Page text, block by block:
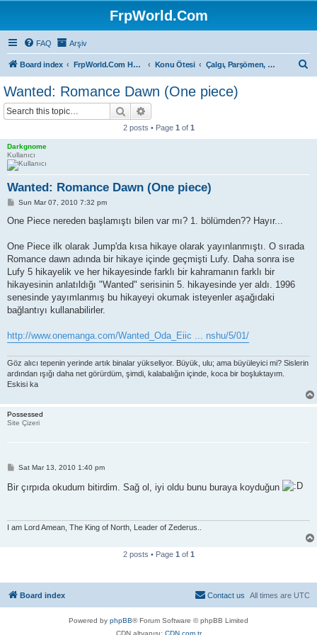
FrpWorld.Com
FAQ Arşiv
Board index FrpWorld.Com Hakkında Konu Ötesi Çalgı, Parşömen, Sahne...
Wanted: Romance Dawn (One piece)
Search
2 posts • Page 1 of 1
Darkgnome
Kullanıcı
Wanted: Romance Dawn (One piece)
P
s
Sun Mar 07, 2010 7:32 pm
One Piece nereden başlamıştı bilen var mı? 1. bölümden?? Hayır...
One Piece ilk olarak Jump'da kısa hikaye olarak yayınlanmıştı. O sırada
Romance dawn adında bir hikaye içinde geçmişti Lufy. Daha sonra ise
Lufy 5 hikayelik ve her hikayesinde farklı bir kahramanın farklı bir
hikayesinin anlatıldığı "Wanted" serisinin 5. hikayesinde yer aldı. 1996
senesinde yayımlanmış bu hikayeyi okumak isteyenler aşağıdaki
bağlantıyı kullanabilirler.
http://www.onemanga.com/Wanted_Oda_Eiic ... nshu/5/01/
Göz alıcı tepenin yerinde artık binalar yükseliyor. Büyük, ulu; ama büyüleyici mi? Sislerin
ardından ışığı daha net görürdüm, şimdi, kalabalığın içinde, koca bir boşluktayım.
Eskisi ka
Possessed
Site Çizeri
P
s
t
Sat Mar 13, 2010 1:40 pm
Bir çırpıda okudum bitirdim. Sağ ol, iyi oldu bunu buraya koyduğun
I am Lord Amean, The King of North, Leader of Zederus..
2 posts • Page 1 of 1
Board index All times are UTC
Contact us
Powered by phpBB® Forum Software © phpBB Limited
CDN altyapısı: CDN.com.tr